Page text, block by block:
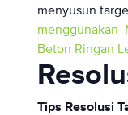
menyusun
menggunakan
Beton Ringan
Tips Resolusi